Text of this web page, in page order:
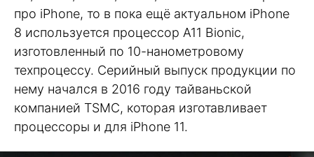
про iPhone, то в пока ещё актуальном iPhone
8 используется процессор А11 Bionic,
изготовленный по 10-нанометровому
техпроцессу. Серийный выпуск продукции по
нему начался в 2016 году тайваньской
компанией TSMC, которая изготавливает
процессоры и для iPhone 11.